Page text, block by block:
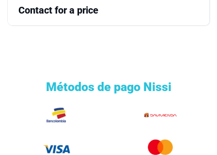
Contact for a price
Métodos de pago Nissi